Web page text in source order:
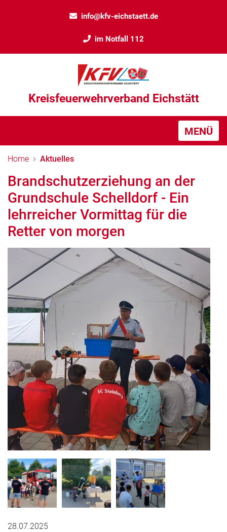
info@kfv-eichstaett.de
im Notfall 112
Kreisfeuerwehrverband Eichstätt
MENÜ
Home Aktuelles
Brandschutzerziehung an der
Grundschule Schelldorf - Ein
lehrreicher Vormittag für die
Retter von morgen
28.07.2025